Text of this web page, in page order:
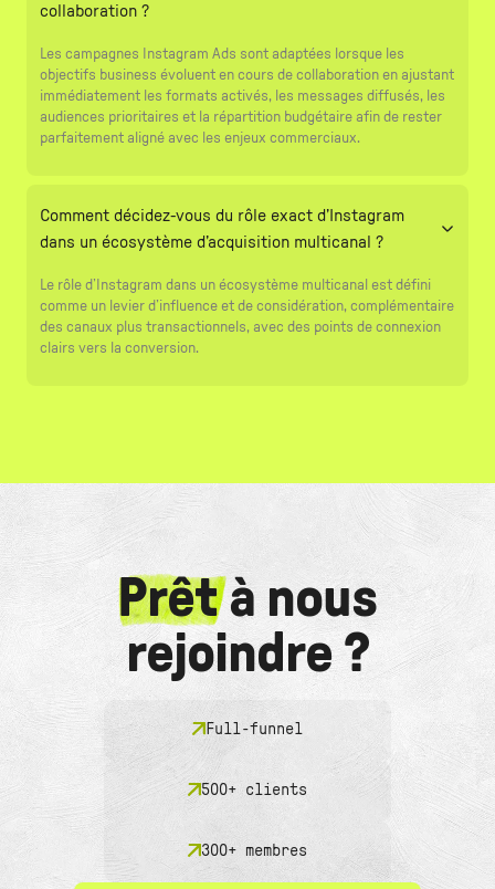
collaboration ?
Les campagnes Instagram Ads sont adaptées lorsque les
objectifs business évoluent en cours de collaboration en ajustant
immédiatement les formats activés, les messages diffusés, les
audiences prioritaires et la répartition budgétaire afin de rester
parfaitement aligné avec les enjeux commerciaux.
Comment décidez-vous du rôle exact d’Instagram
dans un écosystème d’acquisition multicanal ?
Le rôle d’Instagram dans un écosystème multicanal est défini
comme un levier d’influence et de considération, complémentaire
des canaux plus transactionnels, avec des points de connexion
clairs vers la conversion.
Prêtà nous
rejoindre ?
Full-funnel
500+ clients
300+ membres